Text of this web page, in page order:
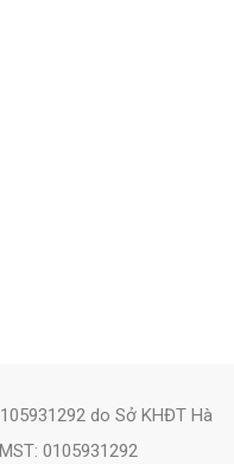
do Sở KHĐT Hà
0105931292